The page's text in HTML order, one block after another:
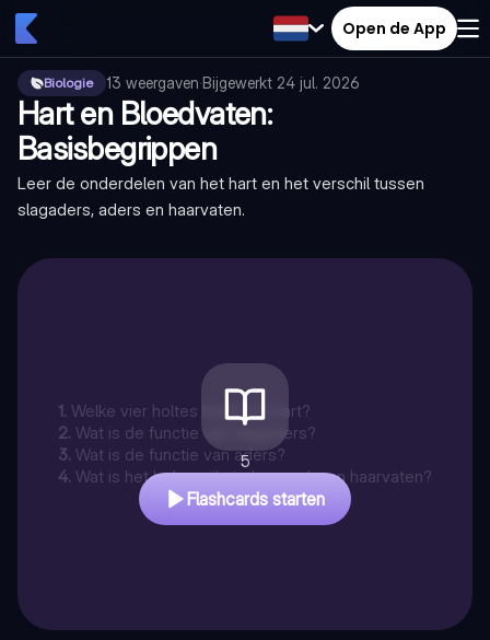
Open de App
Biologie 13 weergaven·Bijgewerkt 24 jul. 2026
Hart en Bloedvaten:
Basisbegrippen
Leer de onderdelen van het hart en het verschil tussen
slagaders, aders en haarvaten.
1. Welke vier holtes heeft het hart?
2. Wat is de functie van slagaders?
3. Wat is de functie van aders?
4. Wat is het belangrijkste kenmerk van haarvaten?
5
Flashcards starten